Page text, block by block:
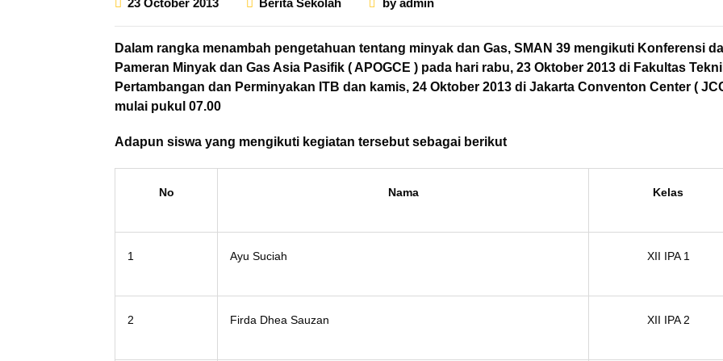
23 October 2013 Berita Sekolah byadmin
Dalam rangka menambah pengetahuan tentang minyak dan Gas, SMAN 39 mengikuti Konferensi
Pameran Minyak dan Gas Asia Pasifik ( APOGCE ) pada hari rabu, 23 Oktober 2013 di Fakultas
Pertambangan dan Perminyakan ITB dan kamis, 24 Oktober 2013 di Jakarta Conventon Center (
mulai pukul 07.00
Adapun siswa yang mengikuti kegiatan tersebut sebagai berikut
No Nama Kelas
1 Ayu Suciah XII IPA 1
2 Firda Dhea Sauzan XII IPA 2